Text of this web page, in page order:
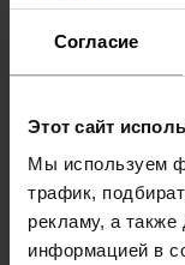
Согласие
Этот сайт
Мы используем
трафик,
рекламу, а
информацией в